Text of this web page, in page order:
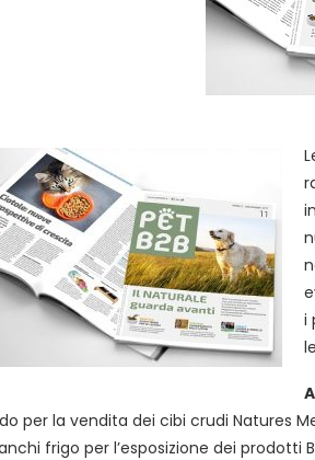
i
per la vendita dei cibi crudi Natures
frigo per l’esposizione dei